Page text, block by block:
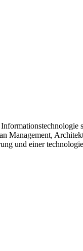
Management,
und einer